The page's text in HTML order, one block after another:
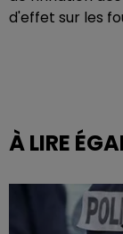
d'effet sur les
À LIRE